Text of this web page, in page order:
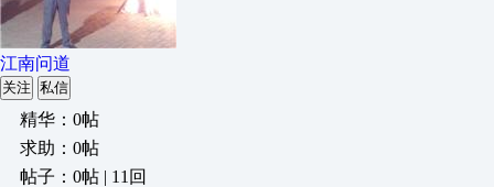
江南问道
关注 私信
精华：0帖
求助：0帖
帖子：0帖 | 11回